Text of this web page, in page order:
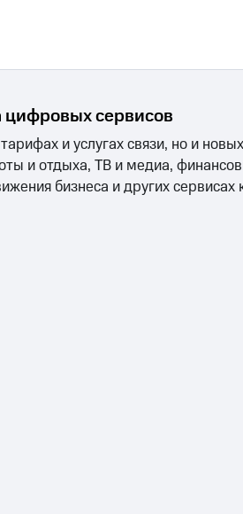
сервисов
и услугах связи, но и
и отдыха, ТВ и медиа,
бизнеса и других сервисах